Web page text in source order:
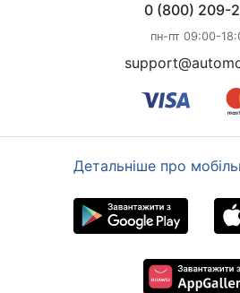
0 (800) 209-
пн-пт 09:00-
Детальніше про